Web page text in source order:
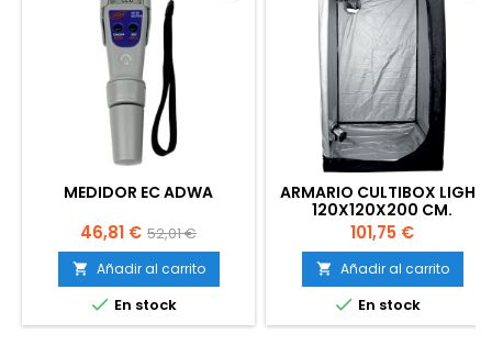
MEDIDOR EC ADWA
Precio
46,81 € Precio
base
52,01 €
 Añadir al carrito
 En stock
ARMARIO CULTIBOX LIGHT
120X120X200 CM.
Precio
101,75 €
 Añadir al carrito
 En stock